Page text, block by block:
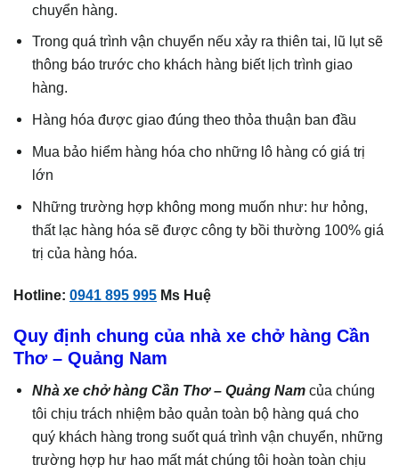
chuyển hàng.
Trong quá trình vận chuyển nếu xảy ra thiên tai, lũ lụt sẽ
thông báo trước cho khách hàng biết lịch trình giao
hàng.
Hàng hóa được giao đúng theo thỏa thuận ban đầu
Mua bảo hiểm hàng hóa cho những lô hàng có giá trị
lớn
Những trường hợp không mong muốn như: hư hỏng,
thất lạc hàng hóa sẽ được công ty bồi thường 100% giá
trị của hàng hóa.
Hotline: 0941 895 995 Ms Huệ
Quy định chung của nhà xe chở hàng Cần
Thơ – Quảng Nam
Nhà xe chở hàng Cần Thơ – Quảng Nam của chúng
tôi chịu trách nhiệm bảo quản toàn bộ hàng quá cho
quý khách hàng trong suốt quá trình vận chuyển, những
trường hợp hư hao mất mát chúng tôi hoàn toàn chịu